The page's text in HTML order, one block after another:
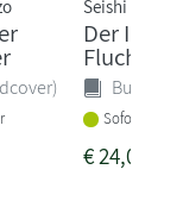
Seishi
Der
Fluch
Buch
Sofort
€24,00